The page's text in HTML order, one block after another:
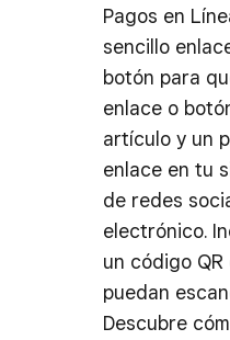
Pagos en
sencillo
botón para
enlace o
artículo y un
enlace en tu
de redes
electrónico.
un código
puedan
Descubre